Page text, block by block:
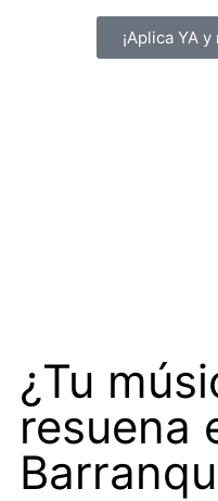
¡Aplica YA
¿Tu
resuena